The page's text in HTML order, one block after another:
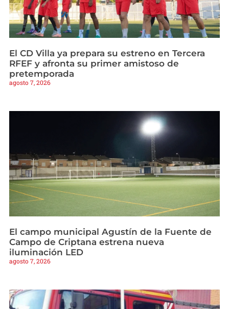
El CD Villa ya prepara su estreno en Tercera
RFEF y afronta su primer amistoso de
pretemporada
agosto 7, 2026
El campo municipal Agustín de la Fuente de
Campo de Criptana estrena nueva
iluminación LED
agosto 7, 2026